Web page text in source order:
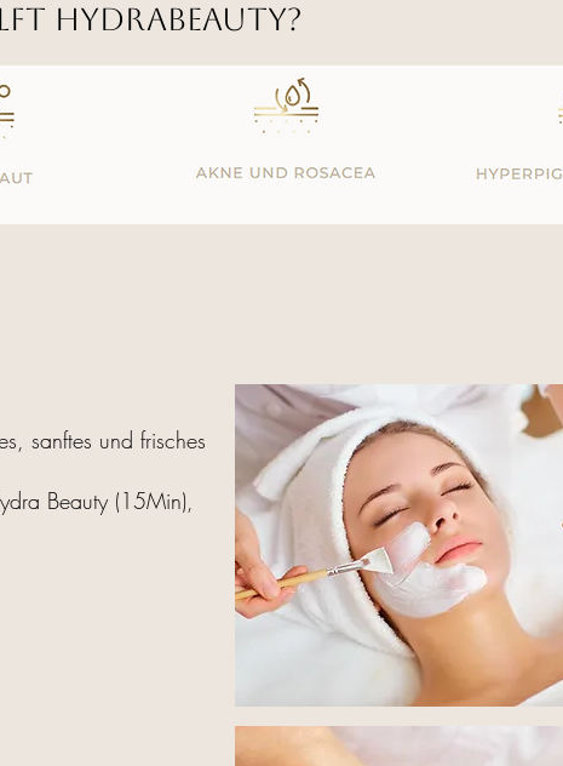
HydrABEAUTY?
sanftes und frisches
Beauty (15Min),